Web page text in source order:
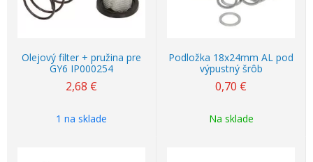
Olejový filter + pružina pre
GY6 IP000254
2,68 €
1 na sklade
Podložka 18x24mm AL pod
výpustný šrôb
0,70 €
Na sklade